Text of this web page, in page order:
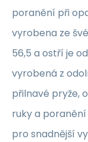
poranění při
vyrobena ze
56,5 a ostří je
vyrobená z
přilnavé pryže,
ruky a
pro snadnější